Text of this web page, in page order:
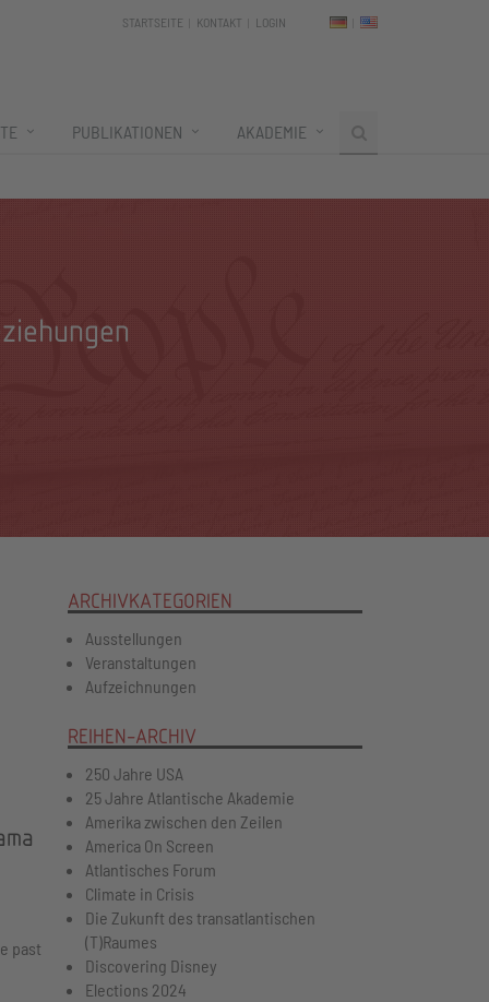
STARTSEITE KONTAKT LOGIN
PUBLIKATIONEN AKADEMIE
past
ARCHIVKATEGORIEN
Ausstellungen
Veranstaltungen
Aufzeichnungen
REIHEN-ARCHIV
250 Jahre USA
25 Jahre Atlantische Akademie
Amerika zwischen den Zeilen
America On Screen
Atlantisches Forum
Climate in Crisis
Die Zukunft des transatlantischen
(T)Raumes
Discovering Disney
Elections 2024